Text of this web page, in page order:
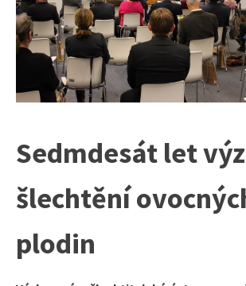
Sedmdesát let
šlechtění
plodin